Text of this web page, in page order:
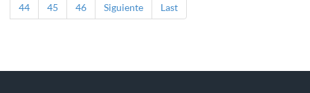
44
45 46 Siguiente Last